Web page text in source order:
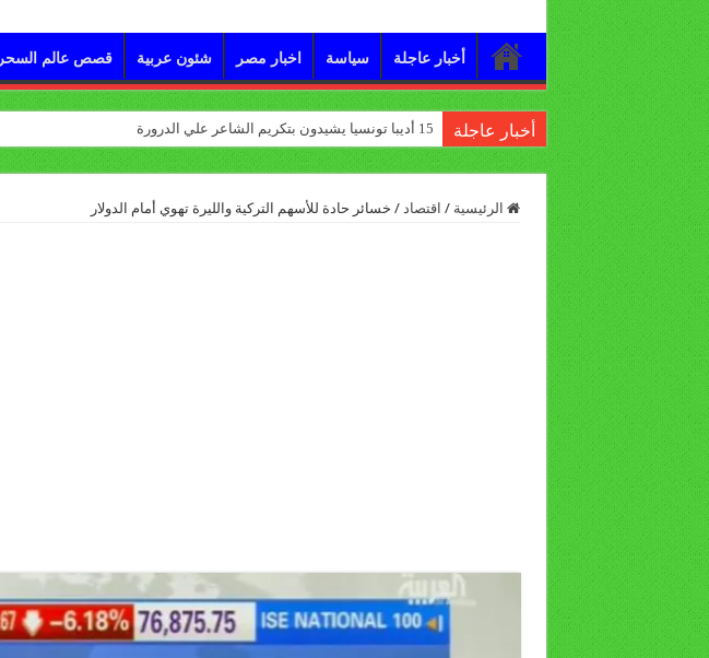
أخبار عاجلة سياسة اخبار مصر شئون عربية قصص عالم السحر
أخبار عاجلة 15 أديبا تونسيا يشيدون بتكريم الشاعر علي الدرورة
الرئيسية / اقتصاد / خسائر حادة للأسهم التركية والليرة تهوي أمام الدولار